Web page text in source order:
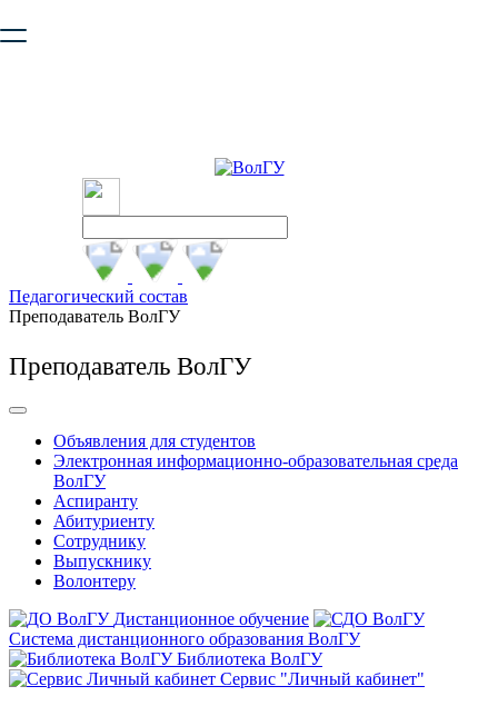
безопасную работу с сайтом. Пожалуйста
Педагогический состав
Преподаватель ВолГУ
Преподаватель ВолГУ
Объявления для студентов
Электронная информационно-образовательная среда
ВолГУ
Аспиранту
Абитуриенту
Сотруднику
Выпускнику
Волонтеру
Дистанционное обучение
Система дистанционного образования ВолГУ
Библиотека ВолГУ
Сервис "Личный кабинет"